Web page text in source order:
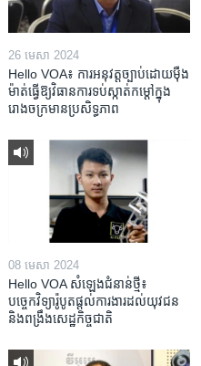
26 មេសា 2024
Hello VOA៖ ការអនុវត្ត​ច្បាប់​ដោយ​ម៉ឺង
ម៉ាត់​ធ្វើ​ឱ្យ​វិធានការ​ទប់ស្កាត់​កម្តៅ​ក្នុង​
រោងចក្រ​មាន​ប្រសិទ្ធភាព​​
08 មេសា 2024
Hello VOA សំឡេង​ជំនាន់​ថ្មី៖
បច្ចេកវិទ្យា​រ៉ូបូត​ផ្តល់​ការងារ​ដល់​យុវជន
និង​ពង្រឹង​​សេដ្ឋកិច្ច​ជាតិ​​​​​​